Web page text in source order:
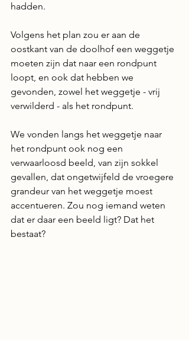
hadden.
Volgens het plan zou er aan de
oostkant van de doolhof een weggetje
moeten zijn dat naar een rondpunt
loopt, en ook dat hebben we
gevonden, zowel het weggetje - vrij
verwilderd - als het rondpunt.
We vonden langs het weggetje naar
het rondpunt ook nog een
verwaarloosd beeld, van zijn sokkel
gevallen, dat ongetwijfeld de vroegere
grandeur van het weggetje moest
accentueren. Zou nog iemand weten
dat er daar een beeld ligt? Dat het
bestaat?